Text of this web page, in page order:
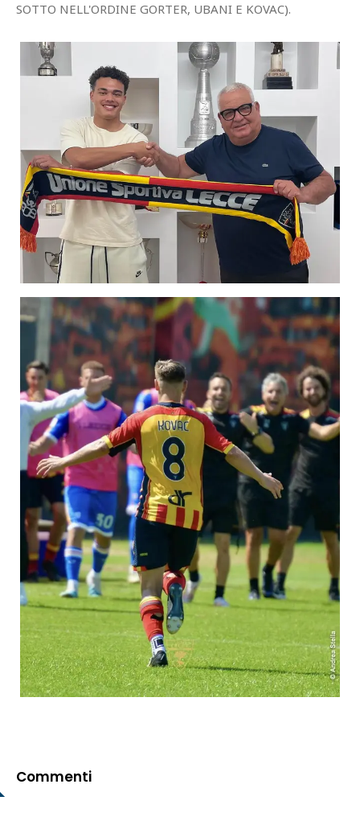
SOTTO NELL'ORDINE GORTER, UBANI E KOVAC).
Commenti